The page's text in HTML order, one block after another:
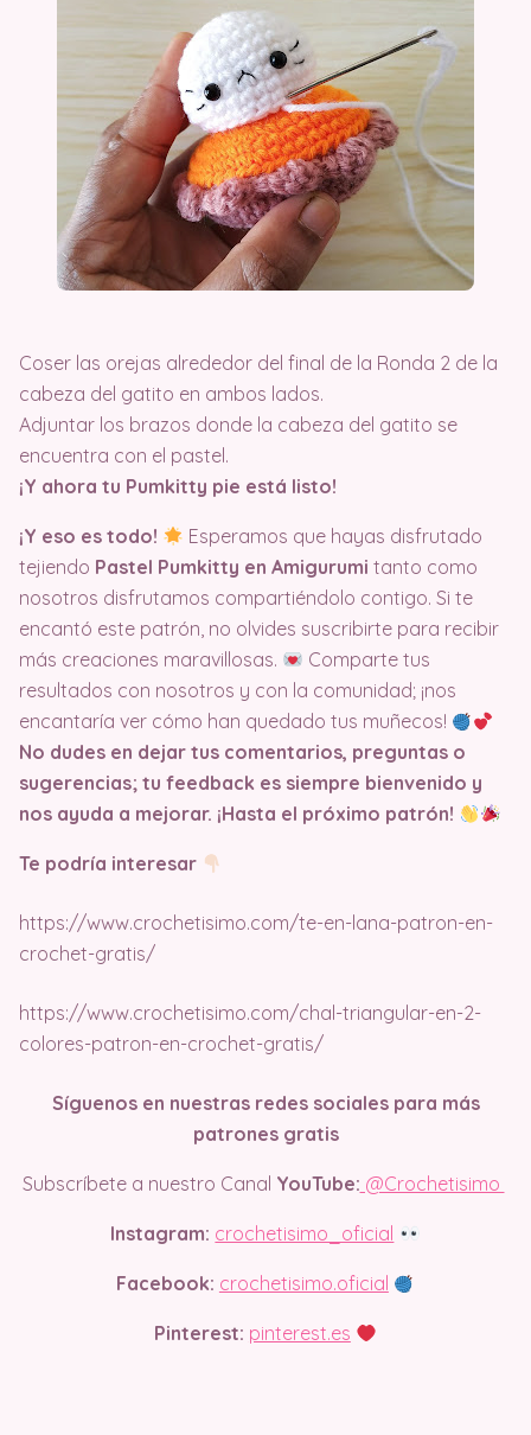
Coser las orejas alrededor del final de la Ronda 2 de la
cabeza del gatito en ambos lados.
Adjuntar los brazos donde la cabeza del gatito se
encuentra con el pastel.
¡Y ahora tu Pumkitty pie está listo!
¡Y eso es todo!
Esperamos que hayas disfrutado
tejiendo Pastel Pumkitty en Amigurumi tanto como
nosotros disfrutamos compartiéndolo contigo. Si te
encantó este patrón, no olvides suscribirte para recibir
más creaciones maravillosas.
Comparte tus
resultados con nosotros y con la comunidad; ¡nos
encantaría ver cómo han quedado tus muñecos!
No dudes en dejar tus comentarios, preguntas o
sugerencias; tu feedback es siempre bienvenido y
nos ayuda a mejorar. ¡Hasta el próximo patrón!
Te podría interesar
https://www.crochetisimo.com/te-en-lana-patron-en-
crochet-gratis/
https://www.crochetisimo.com/chal-triangular-en-2-
colores-patron-en-crochet-gratis/
Síguenos en nuestras redes sociales para más
patrones gratis
Subscríbete a nuestro Canal YouTube: @Crochetisimo
Instagram: crochetisimo_oficial
Facebook: crochetisimo.oficial
Pinterest: pinterest.es